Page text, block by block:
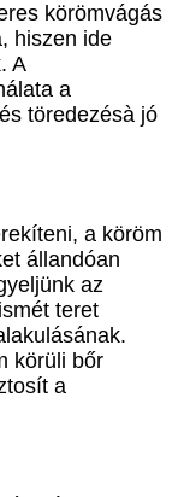
körömvágás
hiszen ide
A
a
töredezésà jó
a köröm
állandóan
az
teret
körüli bőr
a